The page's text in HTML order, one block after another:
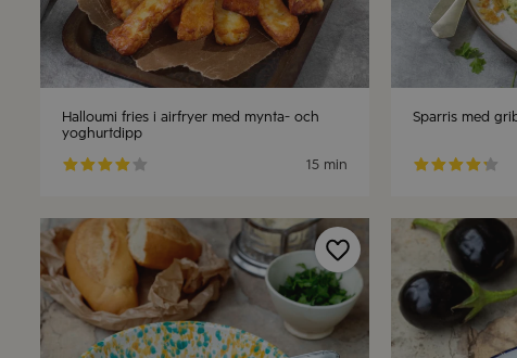
Halloumi fries i airfryer med mynta- och
yoghurtdipp
15 min
Sparris med